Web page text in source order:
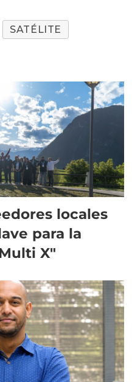
SATÉLITE
locales
para la
X"